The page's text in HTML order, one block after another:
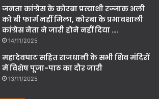
जनता कांग्रेस के कोरबा प्रत्याशी रज्जाक अली
को बी फार्म नहीं मिला, कोरबा के प्रभावशाली
कांग्रेस नेता ने जारी होने नहीं दिया ….
14/11/2025
महादेवघाट सहित राजधानी के सभी शिव मंदिरों
में विशेष पूजा-पाठ का दौर जारी
13/11/2025